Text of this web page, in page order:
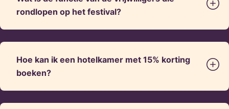
rondlopen op het festival?
Hoe kan ik een hotelkamer met 15% korting
boeken?